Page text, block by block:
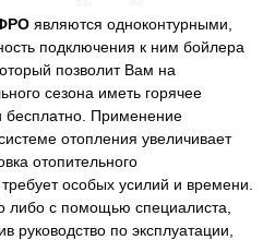
являются одноконтурными,
подключения к ним бойлера
позволит Вам на
сезона иметь горячее
бесплатно. Применение
отопления увеличивает
отопительного
особых усилий и времени.
либо с помощью специалиста,
руководство по эксплуатации,